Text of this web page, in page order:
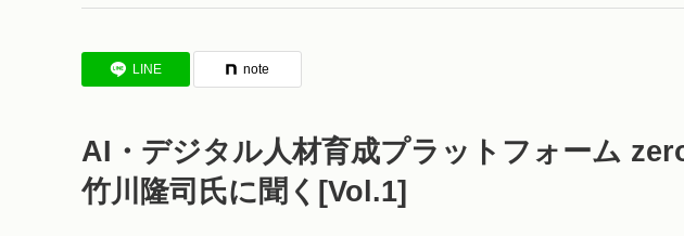
LINE note
AI・デジタル人材育成プラットフォーム
竹川隆司氏に聞く[Vol.1]